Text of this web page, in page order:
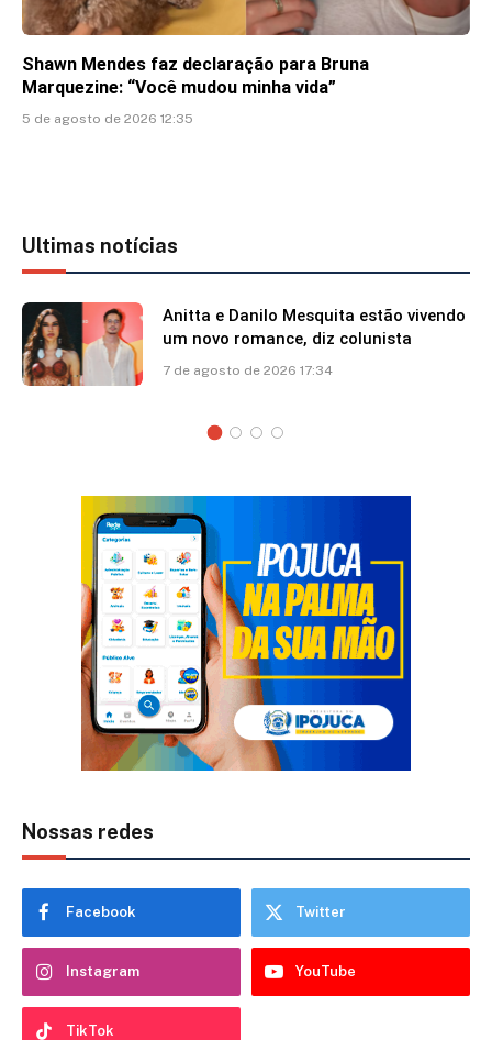
Shawn Mendes faz declaração para Bruna
Marquezine: “Você mudou minha vida”
5 de agosto de 2026 12:35
Ultimas notícias
Anitta e Danilo Mesquita estão vivendo
um novo romance, diz colunista
7 de agosto de 2026 17:34
Nossas redes
Facebook Twitter
Instagram YouTube
TikTok